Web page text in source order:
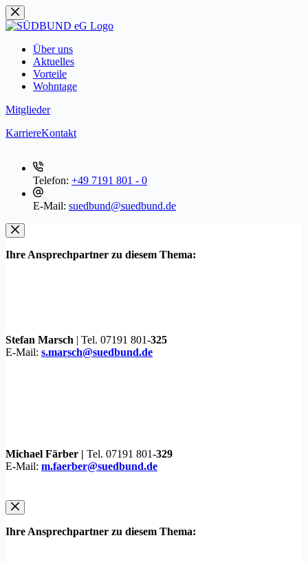
Zum
Inhalt
Über uns
Aktuelles
Vorteile
Wohntage
Mitglieder
KarriereKontakt
Telefon: +49 7191 801 - 0
E-Mail: suedbund@suedbund.de
Ihre Ansprechpartner zu diesem Thema:
Stefan Marsch | Tel. 07191 801-325
E-Mail: s.marsch@suedbund.de
Michael Färber | Tel. 07191 801-329
E-Mail: m.faerber@suedbund.de
Ihre Ansprechpartner zu diesem Thema: